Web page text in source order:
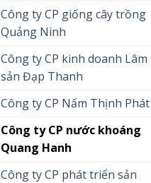
Công ty CP giống cây trồng
Quảng Ninh
Công ty CP kinh doanh Lâm
sản Đạp Thanh
Công ty CP Nấm Thịnh Phát
Công ty CP nước khoáng
Quang Hanh
Công ty CP phát triển sản